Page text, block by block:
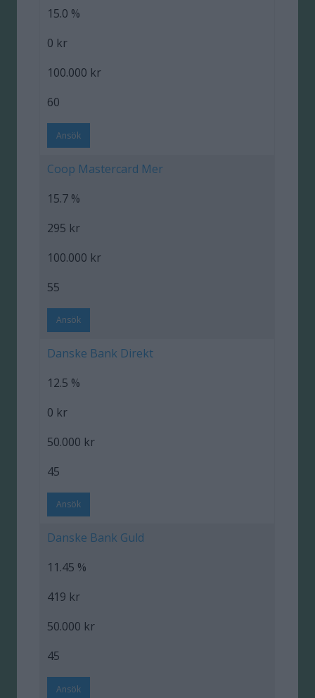
15.0 %
0 kr
100.000 kr
60
Ansök
Coop Mastercard Mer
15.7 %
295 kr
100.000 kr
55
Ansök
Danske Bank Direkt
12.5 %
0 kr
50.000 kr
45
Ansök
Danske Bank Guld
11.45 %
419 kr
50.000 kr
45
Ansök